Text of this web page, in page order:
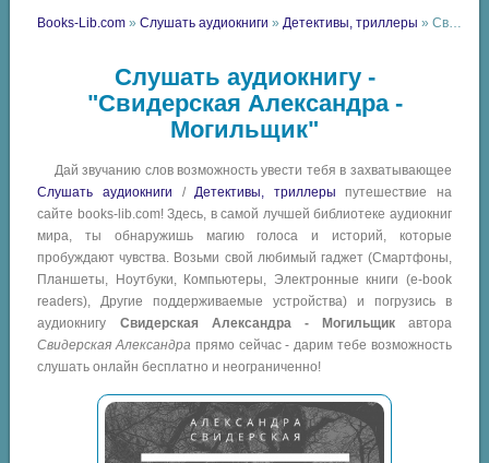
Books-Lib.com »Слушать аудиокниги »Детективы, триллеры » Свидерская Александра - Могильщик
Слушать аудиокнигу -
"Свидерская Александра -
Могильщик"
Дай звучанию слов возможность увести тебя в захватывающее
Слушать аудиокниги /Детективы, триллеры путешествие на
сайте books-lib.com! Здесь, в самой лучшей библиотеке аудиокниг
мира, ты обнаружишь магию голоса и историй, которые
пробуждают чувства. Возьми свой любимый гаджет (Смартфоны,
Планшеты, Ноутбуки, Компьютеры, Электронные книги (e-book
readers), Другие поддерживаемые устройства) и погрузись в
аудиокнигу Свидерская Александра - Могильщикавтора
Свидерская Александра прямо сейчас - дарим тебе возможность
слушать онлайн бесплатно и неограниченно!